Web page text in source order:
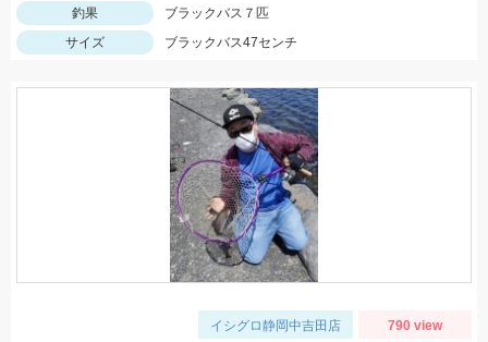
釣果
ブラックバス７匹
サイズ
ブラックバス47センチ
イシグロ静岡中吉田店 790 view